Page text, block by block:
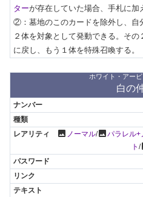
ターが存在していた場合、手札に加
②：墓地のこのカードを除外し、自
２体を対象として発動できる。そ
に戻し、もう１体を特殊召喚する。
ホワイト・アー
白の
photo ノーマル/photoパラレル+
ト /